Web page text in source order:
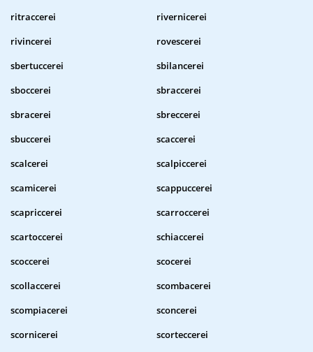
ritraccerei
rivernicerei
rivincerei
rovescerei
sbertuccerei
sbilancerei
sboccerei
sbraccerei
sbracerei
sbreccerei
sbuccerei
scaccerei
scalcerei
scalpiccerei
scamicerei
scappuccerei
scapriccerei
scarroccerei
scartoccerei
schiaccerei
scoccerei
scocerei
scollaccerei
scombacerei
scompiacerei
sconcerei
scornicerei
scorteccerei